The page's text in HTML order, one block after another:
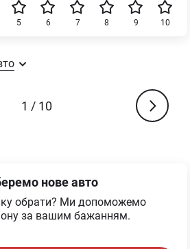
10
9
8
7
6
5
1 / 10
нове авто
обрати? Ми допоможемо
за вашим бажанням.